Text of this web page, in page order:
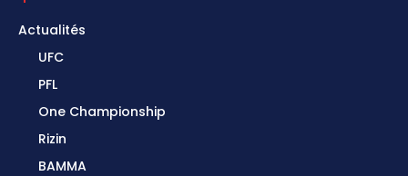
Actualités
UFC
PFL
One Championship
Rizin
BAMMA